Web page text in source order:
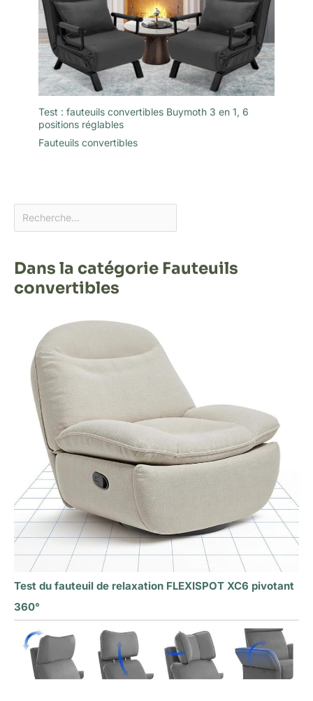
Test : fauteuils convertibles Buymoth 3 en 1, 6
positions réglables
Fauteuils convertibles
Dans la catégorie Fauteuils
convertibles
Test du fauteuil de relaxation FLEXISPOT XC6 pivotant
360°